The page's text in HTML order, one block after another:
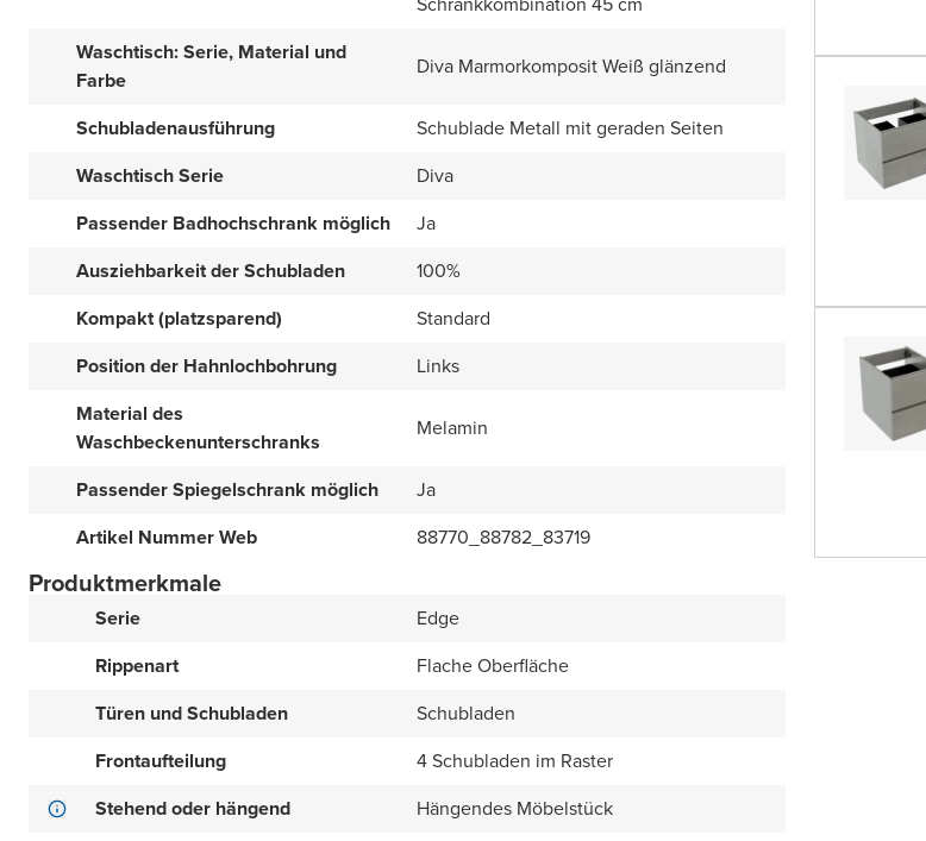
Waschtisch: Serie, Material und
Farbe
Diva Marmorkomposit Weiß glänzend
Schubladenausführung
Schublade Metall mit geraden Seiten
Waschtisch Serie
Diva
Passender Badhochschrank möglich
Ja
Ausziehbarkeit der Schubladen
100%
Kompakt (platzsparend)
Standard
Position der Hahnlochbohrung
Links
Material des
Waschbeckenunterschranks
Melamin
Passender Spiegelschrank möglich
Ja
Artikel Nummer Web
88770_88782_83719
Produktmerkmale
Serie
Edge
Rippenart
Flache Oberfläche
Türen und Schubladen
Schubladen
Frontaufteilung
4 Schubladen im Raster
Stehend oder hängend
Hängendes Möbelstück